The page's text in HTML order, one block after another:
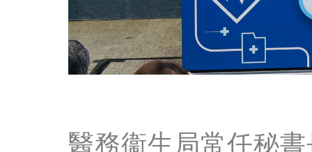
醫務衞生局常任秘